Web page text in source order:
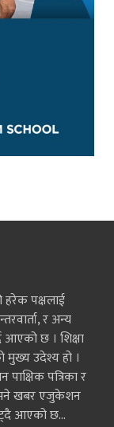
हरेक पक्षलाई
र अन्य
आएको छ । शिक्षा
मुख्य उदेश्य हो ।
पत्रिका र
भने खबर एजुकेशन
आएको छ...